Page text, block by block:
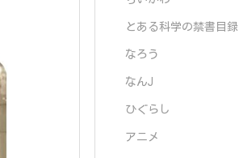
とある科学の禁書目録
なろう
なんJ
ひぐらし
アニメ